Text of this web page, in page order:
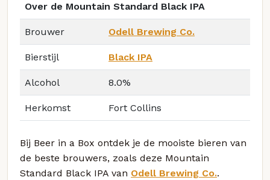
Over de Mountain Standard Black IPA
Brouwer Odell Brewing Co.
Bierstijl Black IPA
Alcohol 8.0%
Herkomst Fort Collins
Bij Beer in a Box ontdek je de mooiste bieren van
de beste brouwers, zoals deze Mountain
Standard Black IPA van Odell Brewing Co..